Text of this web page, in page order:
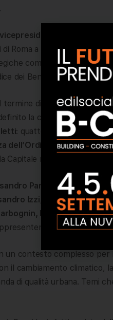
vicepresidente dell’OAR
Roma a mettere a
come la rigenerazione
dei Beni Culturali e
termine di una tornata
la composizione del
: quattordici
dell’Ordine degli Architetti
Capitale nel dibattito
Panci, Salvatore La
Izzi, Cristiano
Patrizia Stranieri,
la Sezione B.
un contesto complesso
il cambiamento climatico,
di qualità urbana. Temi